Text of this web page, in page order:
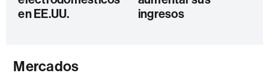
en EE.UU.
ingresos
Mercados